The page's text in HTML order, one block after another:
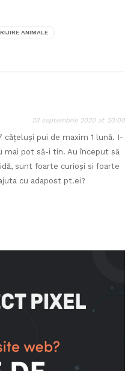
ANIMALE
23 septembrie 2020 at 20:00
cățeluși pui de maxim 1 lună. I-
mai pot să-i tin. Au început să
sunt foarte curioși si foarte
cu adapost pt.ei?